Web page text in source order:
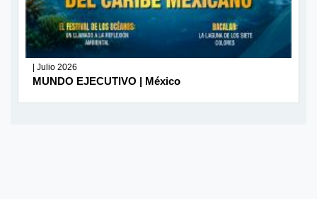
| Julio 2026
MUNDO EJECUTIVO | México